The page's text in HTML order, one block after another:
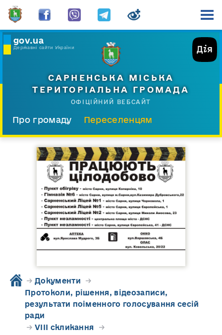
gov.ua
Державні сайти України
САРНЕНСЬКА МІСЬКА
ТЕРИТОРІАЛЬНА ГРОМАДА
ОФІЦІЙНИЙ ВЕБСАЙТ
Про громаду
Переселенцям
Прес-центр
→ Документи →
Протоколи, рішення, відеозаписи,
результати поіменного голосування сесій
ради
→ VIII скликання →